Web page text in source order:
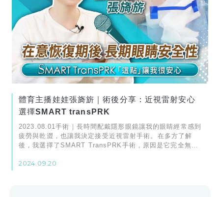
體育主播娃娃張旖旂｜術後分享：近視雷射安心
選擇SMART transPRK
2023.08.01手術｜長時間配戴隱形眼鏡讓我的眼睛經常感到
疲勞與乾澀，也讓我決定接受近視雷射手術。在多方了解
後，我選擇了SMART TransPRK手術，原因是它完全無接
2024.09.20